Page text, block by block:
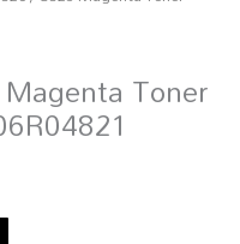
Toner